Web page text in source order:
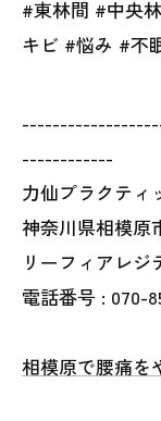
#東林間 #中央
キビ #悩み #不
------------
力仙プラクティ
神奈川県相模原
リーフィアレジ
電話番号 : 070-
相模原で腰痛を